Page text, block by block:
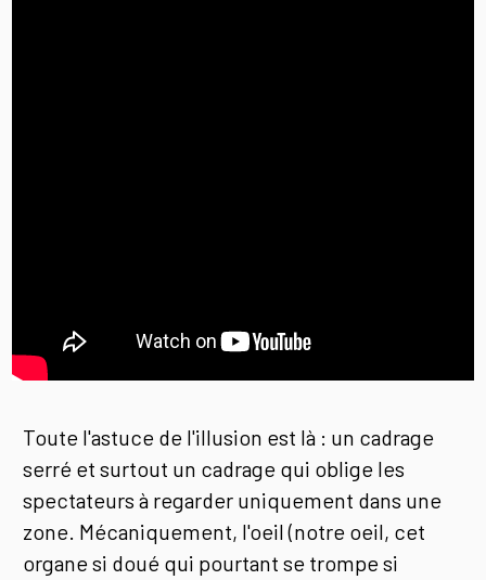
Toute l'astuce de l'illusion est là : un cadrage
serré et surtout un cadrage qui oblige les
spectateurs à regarder uniquement dans une
zone. Mécaniquement, l'oeil (notre oeil, cet
organe si doué qui pourtant se trompe si